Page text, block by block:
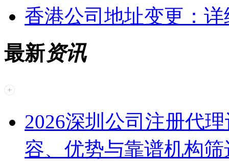
香港公司地址变更：
最新资讯
2026深圳公司注册代
容、优势与靠谱机构筛